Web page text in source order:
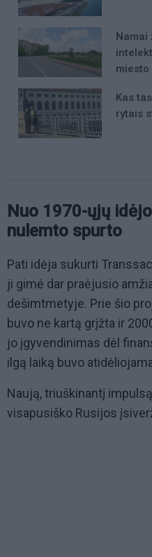
Namai
miesto
Kas
rytais
Nuo 1970-ųjų
nulemto spurto
Pati idėja sukurti
ji gimė dar praėjusio
dešimtmetyje. Prie šio
buvo ne kartą grįžta ir
jo įgyvendinimas dėl
ilgą laiką buvo
Naują, triuškinantį
visapusiško Rusijos